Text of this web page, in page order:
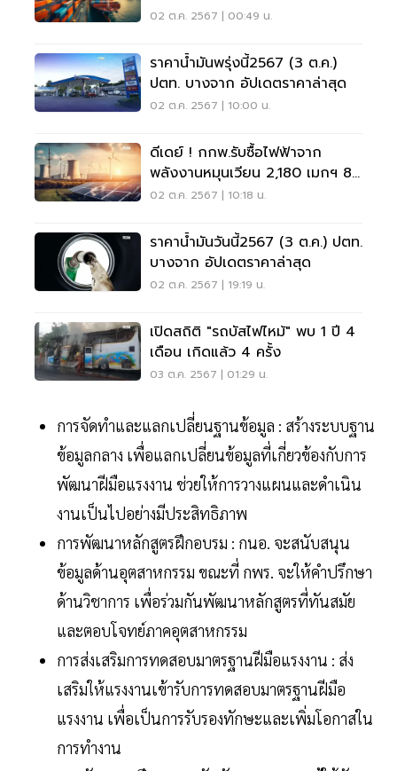
ผังเมือง
02 ต.ค. 2567 | 00:49 น.
ราคาน้ำมันพรุ่งนี้2567 (3 ต.ค.)
ปตท. บางจาก อัปเดตราคาล่าสุด
02 ต.ค. 2567 | 10:00 น.
ดีเดย์ ! กกพ.รับซื้อไฟฟ้าจาก
พลังงานหมุนเวียน 2,180 เมกฯ 8
ต.ค. เช็คเงื่อนไข
02 ต.ค. 2567 | 10:18 น.
ราคาน้ำมันวันนี้2567 (3 ต.ค.) ปตท.
บางจาก อัปเดตราคาล่าสุด
02 ต.ค. 2567 | 19:19 น.
เปิดสถิติ "รถบัสไฟไหม้" พบ 1 ปี 4
เดือน เกิดแล้ว 4 ครั้ง
03 ต.ค. 2567 | 01:29 น.
การจัดทำและแลกเปลี่ยนฐานข้อมูล : สร้างระบบฐาน
ข้อมูลกลาง เพื่อแลกเปลี่ยนข้อมูลที่เกี่ยวข้องกับการ
พัฒนาฝีมือแรงงาน ช่วยให้การวางแผนและดำเนิน
งานเป็นไปอย่างมีประสิทธิภาพ
การพัฒนาหลักสูตรฝึกอบรม : กนอ. จะสนับสนุน
ข้อมูลด้านอุตสาหกรรม ขณะที่ กพร. จะให้คำปรึกษา
ด้านวิชาการ เพื่อร่วมกันพัฒนาหลักสูตรที่ทันสมัย
และตอบโจทย์ภาคอุตสาหกรรม
การส่งเสริมการทดสอบมาตรฐานฝีมือแรงงาน : ส่ง
เสริมให้แรงงานเข้ารับการทดสอบมาตรฐานฝีมือ
แรงงาน เพื่อเป็นการรับรองทักษะและเพิ่มโอกาสใน
การทำงาน